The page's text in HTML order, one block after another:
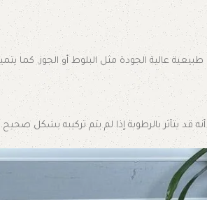
طبيعية عالية الجودة مثل البلوط أو الجوز.
قد يتأثر بالرطوبة إذا لم يتم تركيبه بشكل صحيح.